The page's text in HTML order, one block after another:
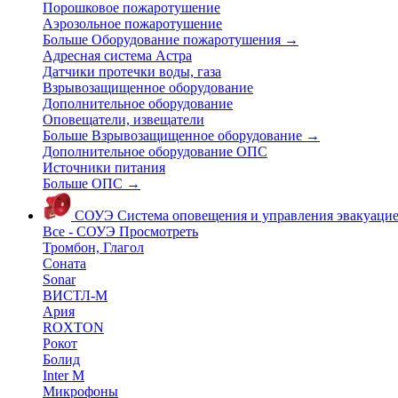
Порошковое пожаротушение
Аэрозольное пожаротушение
Больше Оборудование пожаротушения →
Адресная система Астра
Датчики протечки воды, газа
Взрывозащищенное оборудование
Дополнительное оборудование
Оповещатели, извещатели
Больше Взрывозащищенное оборудование →
Дополнительное оборудование ОПС
Источники питания
Больше ОПС →
СОУЭ Система оповещения и управления
Все - СОУЭ Просмотреть
Тромбон, Глагол
Соната
Sonar
ВИСТЛ-М
Ария
ROXTON
Рокот
Болид
Inter M
Микрофоны